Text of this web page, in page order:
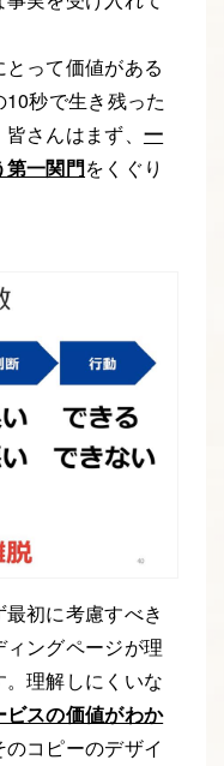
って価値がある
秒で生き残った
さんはまず、 一
第一関門をくぐり
初に考慮すべき
ングページが理
理解しにくいな
スの価値がわか
のコピーのデザイ